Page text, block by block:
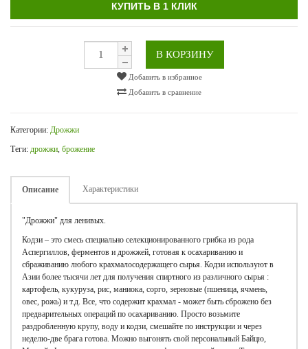
КУПИТЬ В 1 КЛИК
В КОРЗИНУ
Добавить в избранное
Добавить в сравнение
Категории: Дрожжи
Теги: дрожжи, брожение
Описание Характеристики
"Дрожжи" для ленивых.
Кодзи – это смесь специально селекционированного грибка из рода
Аспергиллов, ферментов и дрожжей, готовая к осахариванию и
сбраживанию любого крахмалосодержащего сырья. Кодзи используют в
Азии более тысячи лет для получения спиртного из различного сырья :
картофель, кукуруза, рис, маниока, сорго, зерновые (пшеница, ячмень,
овес, рожь) и т.д. Все, что содержит крахмал - может быть сброжено без
предварительных операций по осахариванию. Просто возьмите
раздробленную крупу, воду и кодзи, смешайте по инструкции и через
неделю-две брага готова. Можно выгонять свой персональный Байцю,